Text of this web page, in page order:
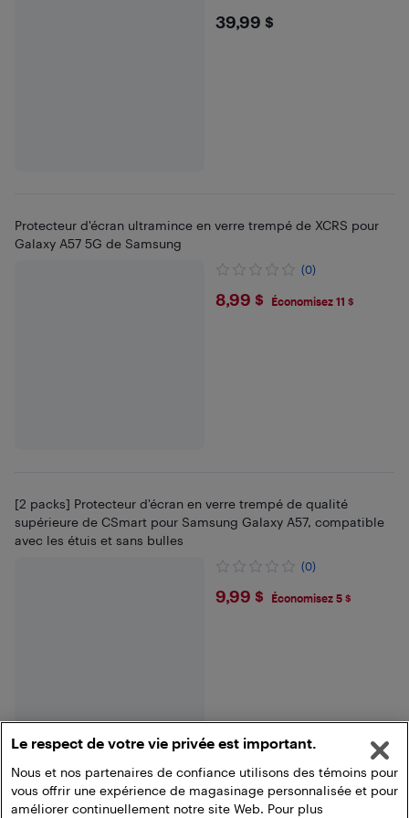
$39.99
39,99 $
Protecteur d'écran ultramince en verre trempé de XCRS pour
Galaxy A57 5G de Samsung
(0)
$8.99
8,99 $ Économisez 11 $
[2 packs] Protecteur d'écran en verre trempé de qualité
supérieure de CSmart pour Samsung Galaxy A57, compatible
avec les étuis et sans bulles
(0)
$9.99
9,99 $ Économisez 5 $
Le respect de votre vie privée est important.
Nous et nos partenaires de confiance utilisons des témoins pour
vous offrir une expérience de magasinage personnalisée et pour
améliorer continuellement notre site Web. Pour plus